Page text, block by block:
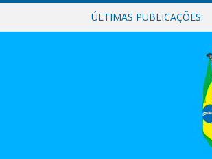
ÚLTIMAS PUBLICAÇÕES: